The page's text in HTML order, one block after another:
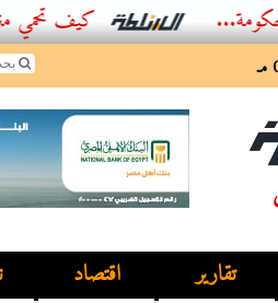
كيف تحمي منزلك من
تقارير اقتصاد